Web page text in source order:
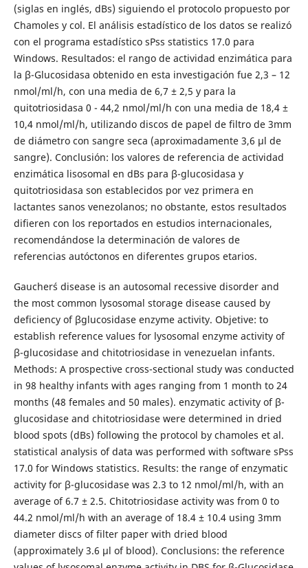
(siglas en inglés, dBs) siguiendo el protocolo propuesto por
Chamoles y col. El análisis estadístico de los datos se realizó
con el programa estadístico sPss statistics 17.0 para
Windows. Resultados: el rango de actividad enzimática para
la β-Glucosidasa obtenido en esta investigación fue 2,3 – 12
nmol/ml/h, con una media de 6,7 ± 2,5 y para la
quitotriosidasa 0 - 44,2 nmol/ml/h con una media de 18,4 ±
10,4 nmol/ml/h, utilizando discos de papel de filtro de 3mm
de diámetro con sangre seca (aproximadamente 3,6 µl de
sangre). Conclusión: los valores de referencia de actividad
enzimática lisosomal en dBs para β-glucosidasa y
quitotriosidasa son establecidos por vez primera en
lactantes sanos venezolanos; no obstante, estos resultados
difieren con los reportados en estudios internacionales,
recomendándose la determinación de valores de
referencias autóctonos en diferentes grupos etarios.
Gaucher´s disease is an autosomal recessive disorder and
the most common lysosomal storage disease caused by
deficiency of βglucosidase enzyme activity. Objetive: to
establish reference values for lysosomal enzyme activity of
β-glucosidase and chitotriosidase in venezuelan infants.
Methods: A prospective cross-sectional study was conducted
in 98 healthy infants with ages ranging from 1 month to 24
months (48 females and 50 males). enzymatic activity of β-
glucosidase and chitotriosidase were determined in dried
blood spots (dBs) following the protocol by chamoles et al.
statistical analysis of data was performed with software sPss
17.0 for Windows statistics. Results: the range of enzymatic
activity for β-glucosidase was 2.3 to 12 nmol/ml/h, with an
average of 6.7 ± 2.5. Chitotriosidase activity was from 0 to
44.2 nmol/ml/h with an average of 18.4 ± 10.4 using 3mm
diameter discs of filter paper with dried blood
(approximately 3.6 µl of blood). Conclusions: the reference